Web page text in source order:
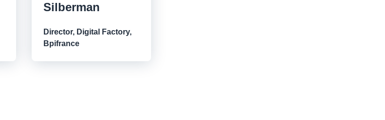
Silberman
Director, Digital Factory,
Bpifrance